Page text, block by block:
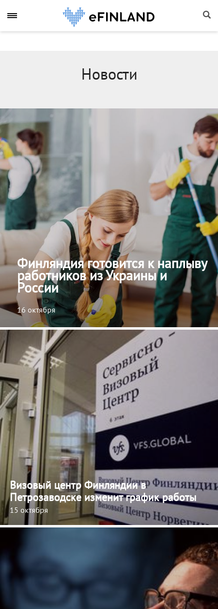
Новости
Финляндия готовится к наплыву
работников из Украины и
России
16 октября
Визовый центр Финляндии в
Петрозаводске изменит график работы
15 октября